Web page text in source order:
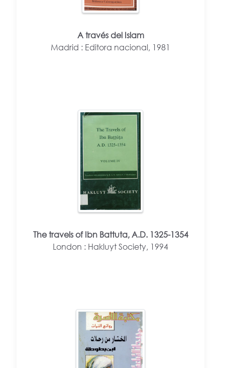
A través del Islam
Madrid : Editora nacional, 1981
The travels of Ibn Battuta, A.D. 1325-1354
London : Hakluyt Society, 1994